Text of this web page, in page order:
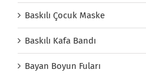
Baskılı Çocuk Maske
Baskılı Kafa Bandı
Bayan Boyun Fuları